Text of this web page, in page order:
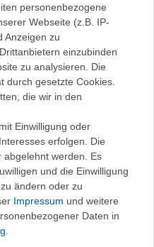
Snowboarden,
Radfahren oder
Eishockey- oder
im Rückenbereich aus
thermischer
behaglichem Fleece.
optimale
Temperaturen.
personenbezogene
Webseite (z.B. IP-
Anzeigen zu
einzubinden
zu analysieren. Die
durch gesetzte Cookies.
die wir in den
Einwilligung oder
erfolgen. Die
werden. Es
und die Einwilligung
ändern oder zu
Impressum und weitere
Daten in